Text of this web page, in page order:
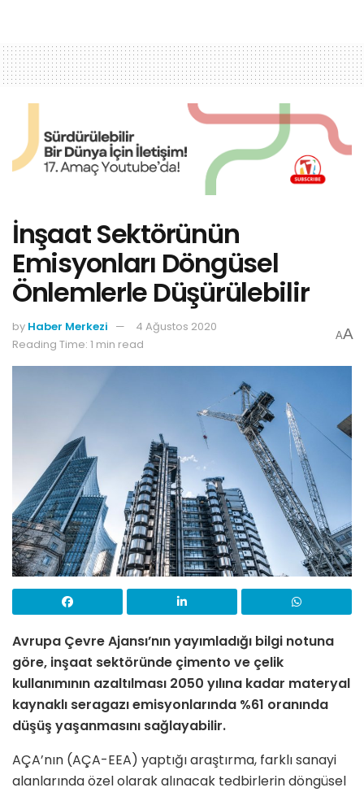
İnşaat Sektörünün
Emisyonları Döngüsel
Önlemlerle Düşürülebilir
by Haber Merkezi
4 Ağustos 2020
Reading Time: 1 min read
AA
Avrupa Çevre Ajansı’nın yayımladığı bilgi notuna
göre, inşaat sektöründe çimento ve çelik
kullanımının azaltılması 2050 yılına kadar materyal
kaynaklı seragazı emisyonlarında %61 oranında
düşüş yaşanmasını sağlayabilir.
AÇA’nın (AÇA-EEA) yaptığı araştırma, farklı sanayi
alanlarında özel olarak alınacak tedbirlerin döngüsel